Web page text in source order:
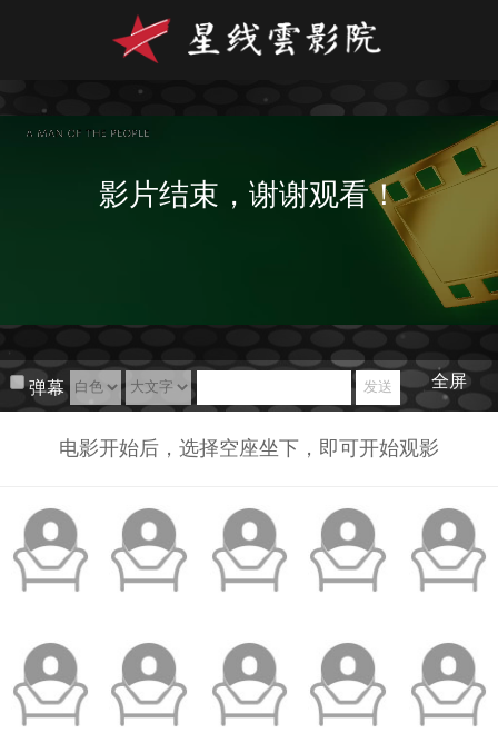
影片结束，谢谢观看！
弹幕 全屏
电影开始后，选择空座坐下，即可开始观影